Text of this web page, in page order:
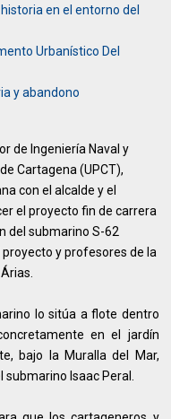
en el entorno del
Urbanístico Del
y abandono
de Ingeniería Naval y
Cartagena (UPCT),
con el alcalde y el
el proyecto fin de carrera
del submarino S-62
y profesores de la
lo sitúa a flote dentro
en el jardín
bajo la Muralla del Mar,
Isaac Peral.